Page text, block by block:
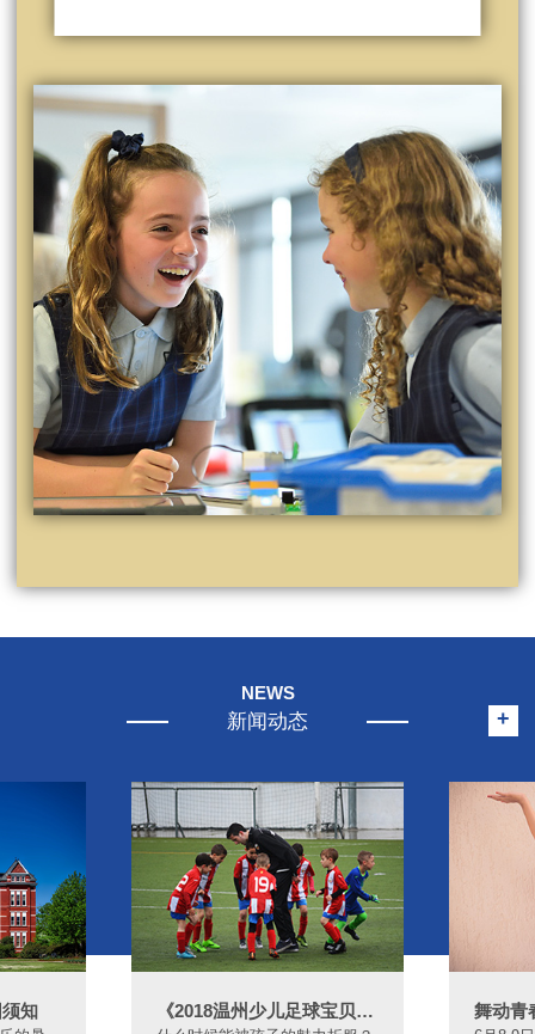
NEWS
新闻动态 +
知 《2018温州少儿足球宝贝TV秀》 舞动青